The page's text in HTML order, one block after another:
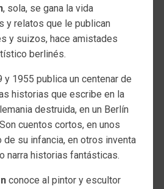
, sola, se gana la vida
y relatos que le publican
y suizos, hace amistades
berlinés.
y 1955 publica un centenar de
historias que escribe en la
destruida, en un Berlín
cuentos cortos, en unos
de su infancia, en otros inventa
narra historias fantásticas.
conoce al pintor y escultor